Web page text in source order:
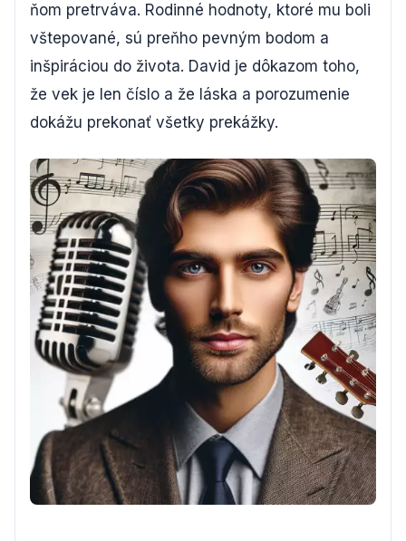
ňom pretrváva. Rodinné hodnoty, ktoré mu boli
vštepované, sú preňho pevným bodom a
inšpiráciou do života. David je dôkazom toho,
že vek je len číslo a že láska a porozumenie
dokážu prekonať všetky prekážky.